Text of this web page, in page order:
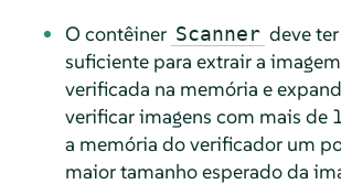
O contêiner Scanner deve
suficiente para extrair a
verificada na memória e
verificar imagens com mais de
a memória do verificador um
maior tamanho esperado da